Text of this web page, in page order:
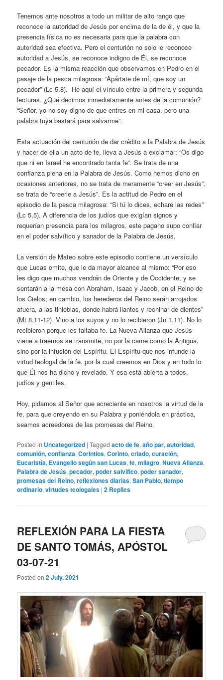
Tenemos ante nosotros a todo un militar de alto rango que
reconoce la autoridad de Jesús por encima de la de él, y que la
presencia física no es necesaria para que la palabra con
autoridad sea efectiva. Pero el centurión no solo le reconoce
autoridad a Jesús, se reconoce indigno de Él, se reconoce
pecador. Es la misma reacción que observamos en Pedro en el
pasaje de la pesca milagrosa: “Apártate de mí, que soy un
pecador” (Lc 5,8). He aquí el vínculo entre la primera y segunda
lecturas. ¿Qué decimos inmediatamente antes de la comunión?
“Señor, yo no soy digno de que entres en mi casa, pero una
palabra tuya bastará para salvarme”.
Esta actuación del centurión de dar crédito a la Palabra de Jesús
y hacer de ella un acto de fe, lleva a Jesús a exclamar: “Os digo
que ni en Israel he encontrado tanta fe”. Se trata de una
confianza plena en la Palabra de Jesús. Como hemos dicho en
ocasiones anteriores, no se trata de meramente “creer en Jesús”,
se trata de “creerle a Jesús”. Es la actitud de Pedro en el
episodio de la pesca milagrosa: “Si tú lo dices, echaré las redes”
(Lc 5,5). A diferencia de los judíos que exigían signos y
requerían presencia para los milagros, este pagano supo confiar
en el poder salvífico y sanador de la Palabra de Jesús.
La versión de Mateo sobre este episodio contiene un versículo
que Lucas omite, que le da mayor alcance al mismo: “Por eso
les digo que muchos vendrán de Oriente y de Occidente, y se
sentarán a la mesa con Abraham, Isaac y Jacob, en el Reino de
los Cielos; en cambio, los herederos del Reino serán arrojados
afuera, a las tinieblas, donde habrá llantos y rechinar de dientes”
(Mt 8,11-12). Vino a los suyos y no lo recibieron (Jn 1,11). No lo
recibieron porque les faltaba fe. La Nueva Alianza que Jesús
viene a traernos se transmite, no por la carne como la Antigua,
sino por la infusión del Espíritu. El Espíritu que nos infunde la
virtud teologal de la fe, por la cual creemos en Dios y en todo lo
que Él nos ha dicho y revelado. Y esa está abierta a todos,
judíos y gentiles.
Hoy, pidamos al Señor que acreciente en nosotros la virtud de la
fe, para que creyendo en su Palabra y poniéndola en práctica,
seamos acreedores de las promesas del Reino.
Posted in Uncategorized |Tagged acto de fe,año par,autoridad,
comunión,confianza,Corintios,Corinto,criado,curación,
Eucaristía, Evangelio según san Lucas,fe,milagro,Nueva Alianza,
Palabra de Jesús,pecador,poder salvífico,poder sanador,
promesas del Reino,reflexiones diarias,San Pablo,tiempo
ordinario,virtudes teologales |2 Replies
REFLEXIÓN PARA LA FIESTA
DE SANTO TOMÁS, APÓSTOL
03-07-21
Posted on2 July, 2021